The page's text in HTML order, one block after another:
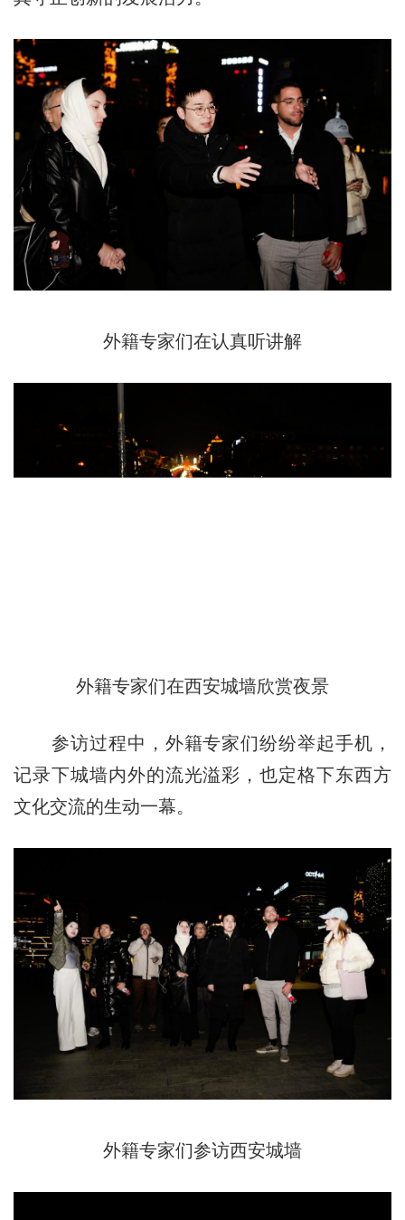
外籍专家们在认真听讲解
外籍专家们在西安城墙欣赏夜景
参访过程中，外籍专家们纷纷举起手机，
记录下城墙内外的流光溢彩，也定格下东西方
文化交流的生动一幕。
外籍专家们参访西安城墙